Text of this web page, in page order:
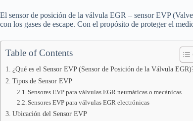
El sensor de posición de la válvula EGR – sensor EVP
con los gases de escape. Con el propósito de proteger el
Table of Contents
¿Qué es el Sensor EVP (Sensor de Posición de la Válvula
Tipos de Sensor EVP
Sensores EVP para válvulas EGR neumáticas o mecánicas
Sensores EVP para válvulas EGR electrónicas
Ubicación del Sensor EVP